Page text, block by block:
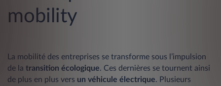
mobility
La mobilité des entreprises se transforme sous l’impulsion
de la transition écologique. Ces dernières se tournent ainsi
de plus en plus vers un véhicule électrique. Plusieurs